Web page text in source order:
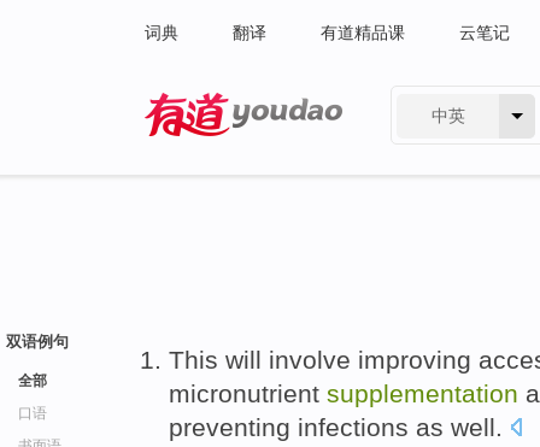
词典 翻译 有道精品课 云笔记
中英
双语例句
全部
口语
This will involve improving
micronutrient supplementation
preventing infections as well.